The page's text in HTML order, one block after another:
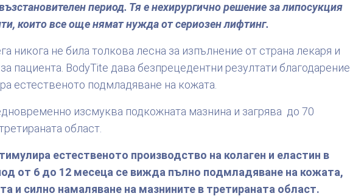
период. Тя е нехирургично решение за липосукция
които все още нямат нужда от сериозен лифтинг.
никога не била толкова лесна за изпълнение от страна лекаря и
пациента. BodyTite дава безпрецедентни резултати благодарение
естественото подмладяване на кожата.
изсмуква подкожната мазнина и загрява до 70
област.
естественото производство на колаген и еластин в
от 6 до 12 месеца се вижда пълно подмладяване на кожата,
и силно намаляване на мазнините в третираната област.